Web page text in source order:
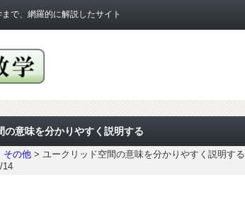
で、網羅的に解説したサイト
の意味を分かりやすく説明する
その他 > ユークリッド空間の意味を分かりやすく説明する
14